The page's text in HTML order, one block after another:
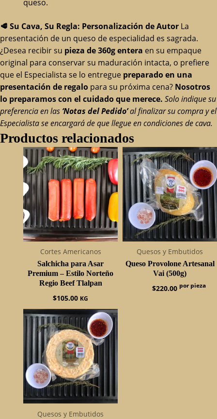
queso.
🥩 Su Cava, Su Regla: Personalización de Autor La
presentación de un queso de especialidad es sagrada.
¿Desea recibir su pieza de 360g entera en su empaque
original para conservar su maduración intacta, o prefiere
que el Especialista se lo entregue preparado en una
presentación de regalo para su próxima cena? Nosotros
lo preparamos con el cuidado que merece. Solo indique su
preferencia en las ‘Notas del Pedido’al finalizar su compra y el
Especialista se encargará de que llegue en condiciones de cava.
Productos relacionados
Cortes Americanos
Salchicha para Asar
Premium – Estilo Norteño
Regio Beef Tlalpan
$105.00 KG
Quesos y Embutidos
Queso Provolone Artesanal
Vai (500g)
$220.00
Quesos y Embutidos